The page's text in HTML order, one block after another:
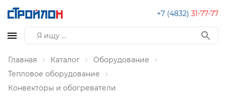
+7 (4832) 31-77-77
Главная Каталог
Оборудование
Тепловое оборудование
Конвекторы и обогреватели